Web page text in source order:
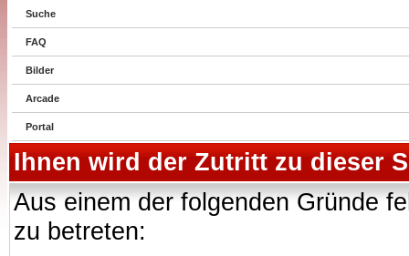
Suche
FAQ
Bilder
Arcade
Portal
Ihnen wird der Zutritt zu dieser
Aus einem der folgenden Gründe
zu betreten: